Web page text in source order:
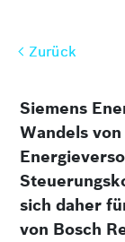
Zurück
Siemens
Wandels
sich daher
von Bosch
Zurück